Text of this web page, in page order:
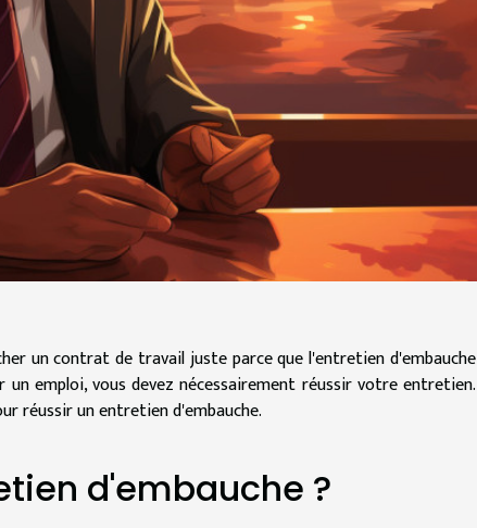
un contrat de travail juste parce que l'entretien d'embauche
emploi, vous devez nécessairement réussir votre entretien.
réussir un entretien d'embauche.
d'embauche ?